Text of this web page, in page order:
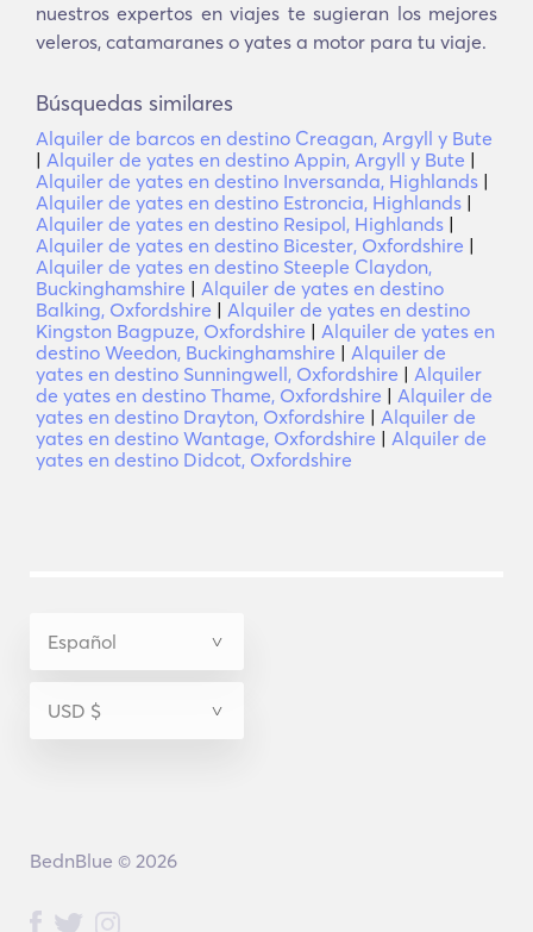
nuestros expertos en viajes te sugieran los mejores
veleros, catamaranes o yates a motor para tu viaje.
Búsquedas similares
Alquiler de barcos en destino Creagan, Argyll y Bute
| Alquiler de yates en destino Appin, Argyll y Bute |
Alquiler de yates en destino Inversanda, Highlands |
Alquiler de yates en destino Estroncia, Highlands |
Alquiler de yates en destino Resipol, Highlands |
Alquiler de yates en destino Bicester, Oxfordshire |
Alquiler de yates en destino Steeple Claydon,
Buckinghamshire | Alquiler de yates en destino
Balking, Oxfordshire | Alquiler de yates en destino
Kingston Bagpuze, Oxfordshire | Alquiler de yates en
destino Weedon, Buckinghamshire | Alquiler de
yates en destino Sunningwell, Oxfordshire | Alquiler
de yates en destino Thame, Oxfordshire | Alquiler de
yates en destino Drayton, Oxfordshire | Alquiler de
yates en destino Wantage, Oxfordshire | Alquiler de
yates en destino Didcot, Oxfordshire
BednBlue © 2026